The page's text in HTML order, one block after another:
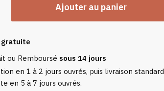
Ajouter au panier
gratuite
ou Remboursé sous 14 jours
en 1 à 2 jours ouvrés, puis livraison standard
en 5 à 7 jours ouvrés.